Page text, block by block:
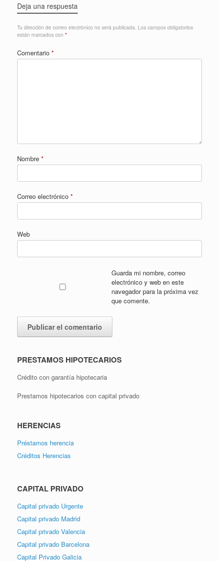
Deja una respuesta
Tu dirección de correo electrónico no será publicada. Los campos obligatorios
están marcados con *
Comentario *
Nombre *
Correo electrónico *
Web
Guarda mi nombre, correo
electrónico y web en este
navegador para la próxima vez
que comente.
PRESTAMOS HIPOTECARIOS
Crédito con garantía hipotecaria
Prestamos hipotecarios con capital privado
HERENCIAS
Préstamos herencia
Créditos Herencias
CAPITAL PRIVADO
Capital privado Urgente
Capital privado Madrid
Capital privado Valencia
Capital privado Barcelona
Capital Privado Galicia